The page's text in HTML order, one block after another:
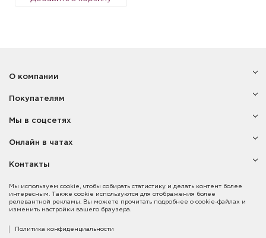
Мы используем cookie, чтобы собирать статистику и делать контент более
интересным. Также cookie используются для отображения более
релевантной рекламы. Вы можете прочитать подробнее о cookie-файлах и
изменить настройки вашего браузера.
Политика конфиденциальности
Покупателям
О компании
Мы в соцсетях
Онлайн в чатах
Контакты